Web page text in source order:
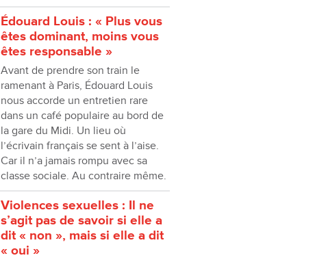
Édouard Louis : « Plus vous
êtes dominant, moins vous
êtes responsable »
Avant de prendre son train le
ramenant à Paris, Édouard Louis
nous accorde un entretien rare
dans un café populaire au bord de
la gare du Midi. Un lieu où
l’écrivain français se sent à l’aise.
Car il n’a jamais rompu avec sa
classe sociale. Au contraire même.
Violences sexuelles : Il ne
s’agit pas de savoir si elle a
dit « non », mais si elle a dit
« oui »